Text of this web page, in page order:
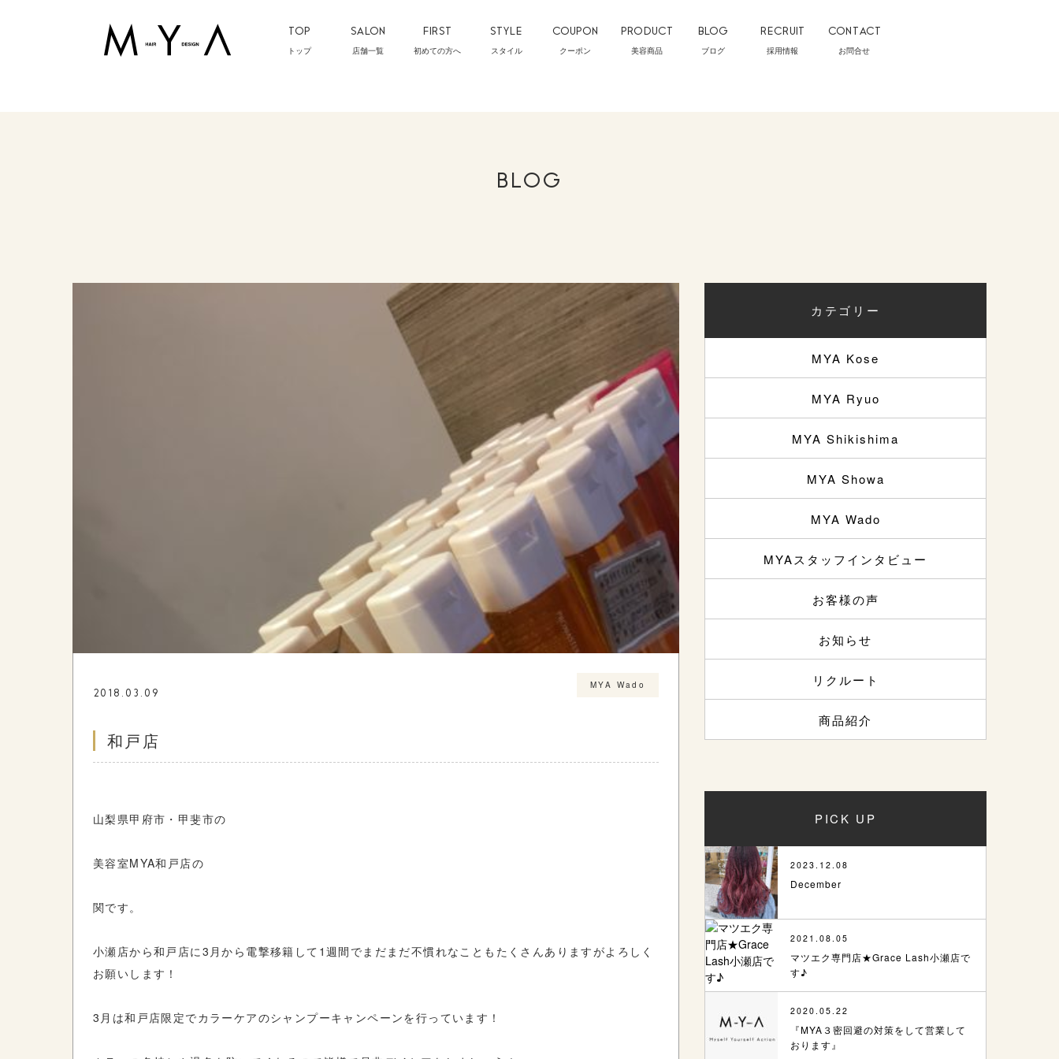
TOP
トップ
SALON
店舗一覧
FIRST
初めての方へ
STYLE
スタイル
COUPON
クーポン
PRODUCT
美容商品
BLOG
ブログ
RECRUIT
採用情報
CONTACT
お問合せ
BLOG
2018.03.09
MYA Wado
和戸店
山梨県甲府市・甲斐市の
美容室MYA和戸店の
関です。
小瀬店から和戸店に3月から電撃移籍して1週間でまだまだ不慣れなこともたくさんありますがよろしく
お願いします！
3月は和戸店限定でカラーケアのシャンプーキャンペーンを行っています！
カテゴリー
MYA Kose
MYA Ryuo
MYA Shikishima
MYA Showa
MYA Wado
MYAスタッフインタビュー
お客様の声
お知らせ
リクルート
商品紹介
PICK UP
2023.12.08
December
2021.08.05
マツエク専門店★Grace Lash小瀬店で
す♪
2020.05.22
『MYA３密回避の対策をして営業して
おります』